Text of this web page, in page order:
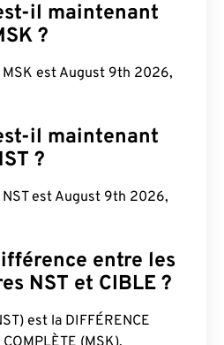
il maintenant
?
est August 9th 2026,
il maintenant
?
est August 9th 2026,
entre les
NST et CIBLE ?
est la DIFFÉRENCE